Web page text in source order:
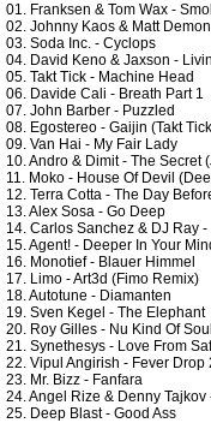
01. Franksen & Tom Wax -
02. Johnny Kaos & Matt
03. Soda Inc. - Cyclops
04. David Keno & Jaxson -
05. Takt Tick - Machine Head
06. Davide Cali - Breath Part 1
07. John Barber - Puzzled
08. Egostereo - Gaijin (Takt
09. Van Hai - My Fair Lady
10. Andro & Dimit - The Secret
11. Moko - House Of Devil
12. Terra Cotta - The Day
13. Alex Sosa - Go Deep
14. Carlos Sanchez & DJ Ray
15. Agent! - Deeper In Your
16. Monotief - Blauer Himmel
17. Limo - Art3d (Fimo Remix)
18. Autotune - Diamanten
19. Sven Kegel - The Elephant
20. Roy Gilles - Nu Kind Of Soul
21. Synethesys - Love From
22. Vipul Angirish - Fever
23. Mr. Bizz - Fanfara
24. Angel Rize & Denny Tajkov
25. Deep Blast - Good Ass